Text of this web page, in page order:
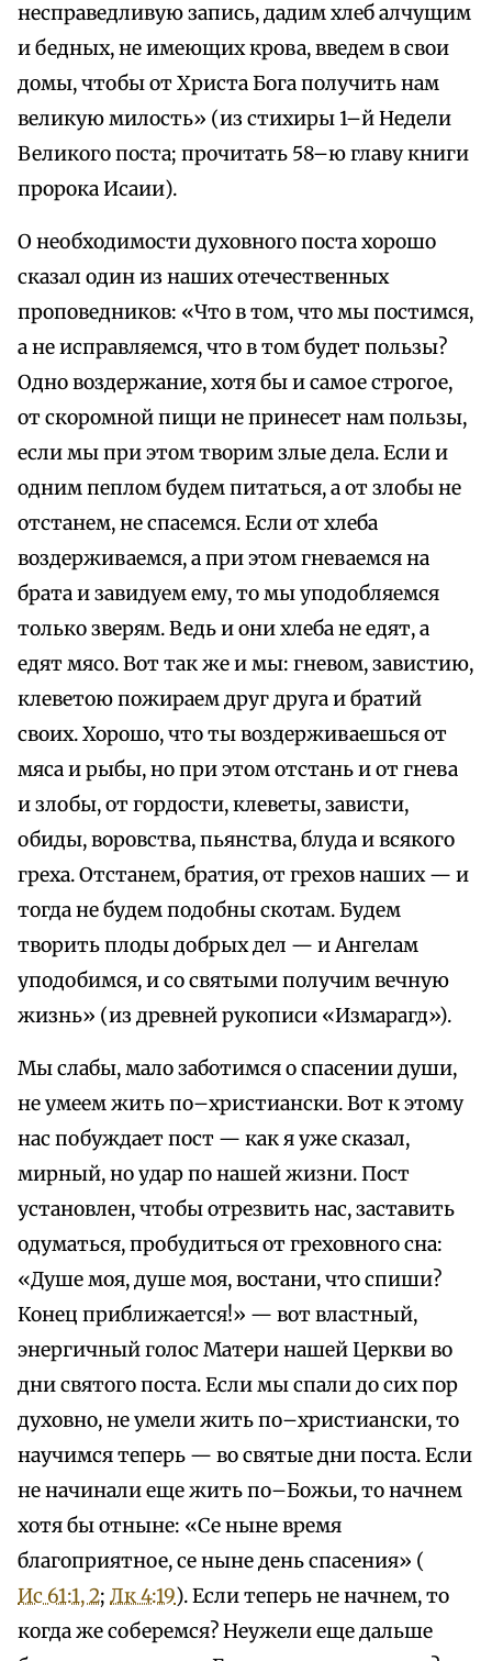
несправедливую запись, дадим хлеб алчущим
и бедных, не имеющих крова, введем в свои
домы, чтобы от Христа Бога получить нам
великую милость» (из стихиры 1–й Недели
Великого поста; прочитать 58–ю главу книги
пророка Исаии).
О необходимости духовного поста хорошо
сказал один из наших отечественных
проповедников: «Что в том, что мы постимся,
а не исправляемся, что в том будет пользы?
Одно воздержание, хотя бы и самое строгое,
от скоромной пищи не принесет нам пользы,
если мы при этом творим злые дела. Если и
одним пеплом будем питаться, а от злобы не
отстанем, не спасемся. Если от хлеба
воздерживаемся, а при этом гневаемся на
брата и завидуем ему, то мы уподобляемся
только зверям. Ведь и они хлеба не едят, а
едят мясо. Вот так же и мы: гневом, завистию,
клеветою пожираем друг друга и братий
своих. Хорошо, что ты воздерживаешься от
мяса и рыбы, но при этом отстань и от гнева
и злобы, от гордости, клеветы, зависти,
обиды, воровства, пьянства, блуда и всякого
греха. Отстанем, братия, от грехов наших — и
тогда не будем подобны скотам. Будем
творить плоды добрых дел — и Ангелам
уподобимся, и со святыми получим вечную
жизнь» (из древней рукописи «Измарагд»).
Мы слабы, мало заботимся о спасении души,
не умеем жить по–христиански. Вот к этому
нас побуждает пост — как я уже сказал,
мирный, но удар по нашей жизни. Пост
установлен, чтобы отрезвить нас, заставить
одуматься, пробудиться от греховного сна:
«Душе моя, душе моя, востани, что спиши?
Конец приближается!» — вот властный,
энергичный голос Матери нашей Церкви во
дни святого поста. Если мы спали до сих пор
духовно, не умели жить по–христиански, то
научимся теперь — во святые дни поста. Если
не начинали еще жить по–Божьи, то начнем
хотя бы отныне: «Се ныне время
благоприятное, се ныне день спасения» (
Ис 61:1, 2; Лк 4:19). Если теперь не начнем, то
когда же соберемся? Неужели еще дальше